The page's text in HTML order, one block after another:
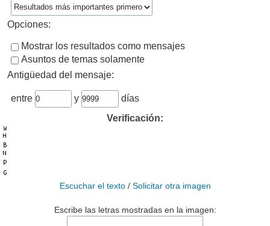
Opciones:
Mostrar los resultados como mensajes
Asuntos de temas solamente
Antigüedad del mensaje:
entre y
días
Verificación:
Escuchar el texto/ Solicitar otra imagen
Escribe las letras mostradas en la imagen: